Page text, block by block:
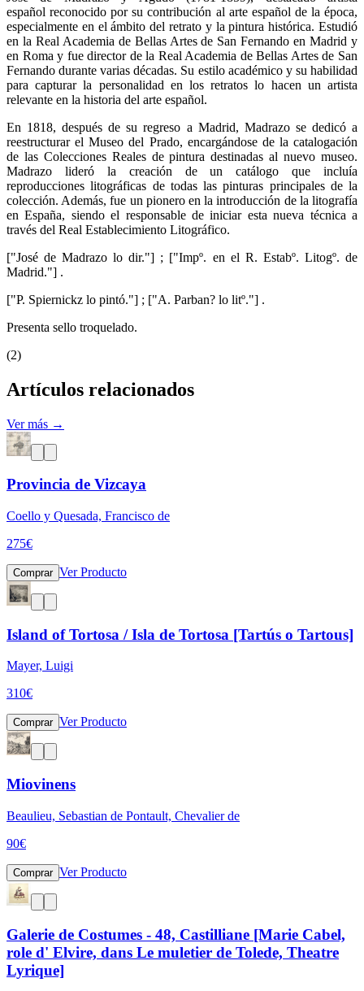
español reconocido por su contribución al arte español de la época,
especialmente en el ámbito del retrato y la pintura histórica. Estudió
en la Real Academia de Bellas Artes de San Fernando en Madrid y
en Roma y fue director de la Real Academia de Bellas Artes de San
Fernando durante varias décadas. Su estilo académico y su habilidad
para capturar la personalidad en los retratos lo hacen un artista
relevante en la historia del arte español.
En 1818, después de su regreso a Madrid, Madrazo se dedicó a
reestructurar el Museo del Prado, encargándose de la catalogación
de las Colecciones Reales de pintura destinadas al nuevo museo.
Madrazo lideró la creación de un catálogo que incluía
reproducciones litográficas de todas las pinturas principales de la
colección. Además, fue un pionero en la introducción de la litografía
en España, siendo el responsable de iniciar esta nueva técnica a
través del Real Establecimiento Litográfico.
["José de Madrazo lo dir."] ; ["Impº. en el R. Estabº. Litogº. de
Madrid."] .
["P. Spiernickz lo pintó."] ; ["A. Parban? lo litº."] .
Presenta sello troquelado.
(2)
Artículos relacionados
Ver más →
Provincia de Vizcaya
Coello y Quesada, Francisco de
275€
Comprar Ver Producto
Island of Tortosa / Isla de Tortosa [Tartús o Tartous]
Mayer, Luigi
310€
Comprar Ver Producto
Miovinens
Beaulieu, Sebastian de Pontault, Chevalier de
90€
Comprar Ver Producto
Galerie de Costumes - 48, Castilliane [Marie Cabel,
role d' Elvire, dans Le muletier de Tolede, Theatre
Lyrique]